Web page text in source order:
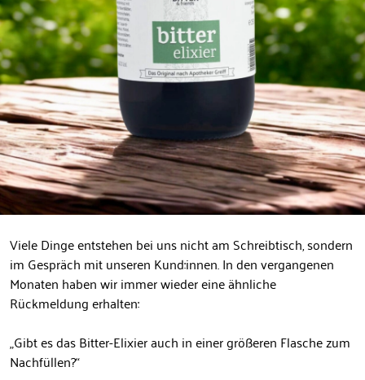
Viele Dinge entstehen bei uns nicht am Schreibtisch, sondern
im Gespräch mit unseren Kund:innen. In den vergangenen
Monaten haben wir immer wieder eine ähnliche
Rückmeldung erhalten:
„Gibt es das Bitter-Elixier auch in einer größeren Flasche zum
Nachfüllen?“